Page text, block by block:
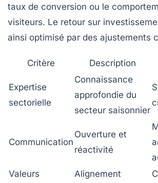
taux de conversion ou le
visiteurs. Le retour sur
ainsi optimisé par des ajustements
Critère Description
Expertise
sectorielle
Connaissance
approfondie du
secteur saisonnier
Communication
Ouverture et
réactivité
Valeurs
Alignement